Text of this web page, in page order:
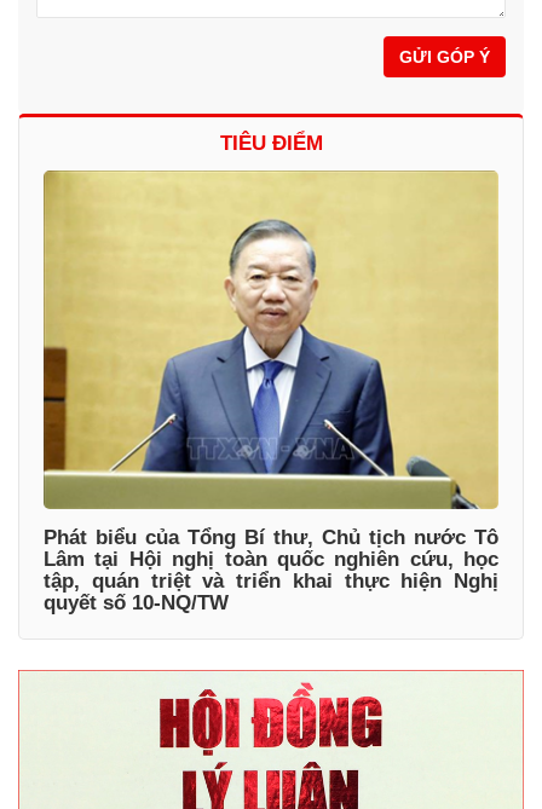
GỬI GÓP Ý
TIÊU ĐIỂM
Phát biểu của Tổng Bí thư, Chủ tịch nước Tô
Lâm tại Hội nghị toàn quốc nghiên cứu, học
tập, quán triệt và triển khai thực hiện Nghị
quyết số 10-NQ/TW